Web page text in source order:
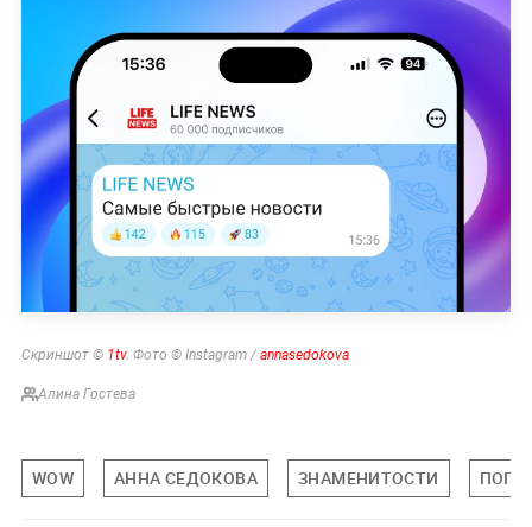
Скриншот © 1tv. Фото © Instagram / annasedokova
Алина Гостева
WOW АННА СЕДОКОВА ЗНАМЕНИТОСТИ ПОП-